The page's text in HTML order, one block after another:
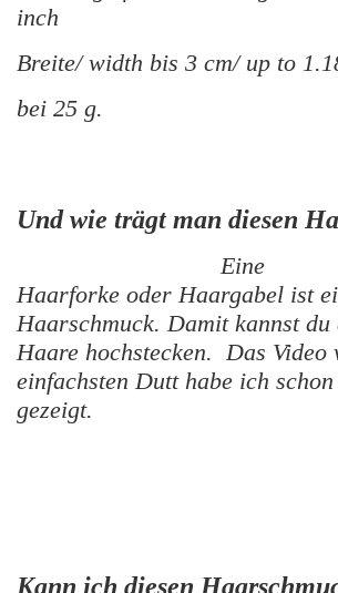
inch
Breite/ width bis 3 cm/ up to
bei 25 g.
Und wie trägt man diesen
Eine
Haarforke oder Haargabel ist
Haarschmuck. Damit kannst du
Haare hochstecken. Das Video
einfachsten Dutt habe ich
gezeigt.
Kann ich diesen